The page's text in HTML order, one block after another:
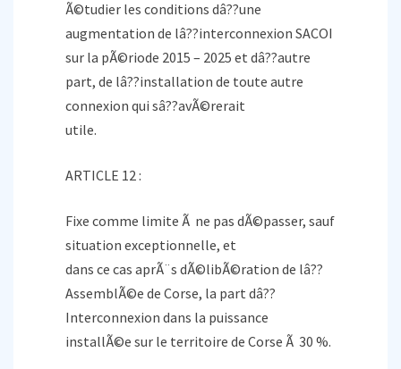
Ã©tudier les conditions dâ??une
augmentation de lâ??interconnexion SACOI
sur la pÃ©riode 2015 – 2025 et dâ??autre
part, de lâ??installation de toute autre
connexion qui sâ??avÃ©rerait
utile.
ARTICLE 12 :
Fixe comme limite Ã ne pas dÃ©passer, sauf
situation exceptionnelle, et
dans ce cas aprÃ¨s dÃ©libÃ©ration de lâ??
AssemblÃ©e de Corse, la part dâ??
Interconnexion dans la puissance
installÃ©e sur le territoire de Corse Ã 30 %.